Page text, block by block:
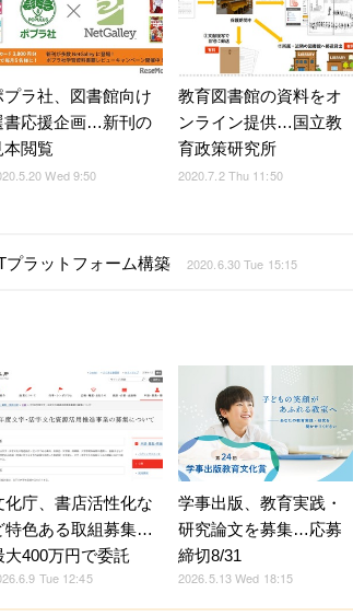
プラ社、図書館向け
書応援企画…新刊の
本閲覧
Wed 9:50
教育図書館の資料をオ
ンライン提供…国立教
育政策研究所
2020.7.2 Thu 11:50
プラットフォーム構築 2020.6.30 Tue 15:15
化庁、書店活性化な
特色ある取組募集…
大400万円で委託
Tue 12:45
学事出版、教育実践・
研究論文を募集…応募
締切8/31
2026.5.13 Wed 18:15